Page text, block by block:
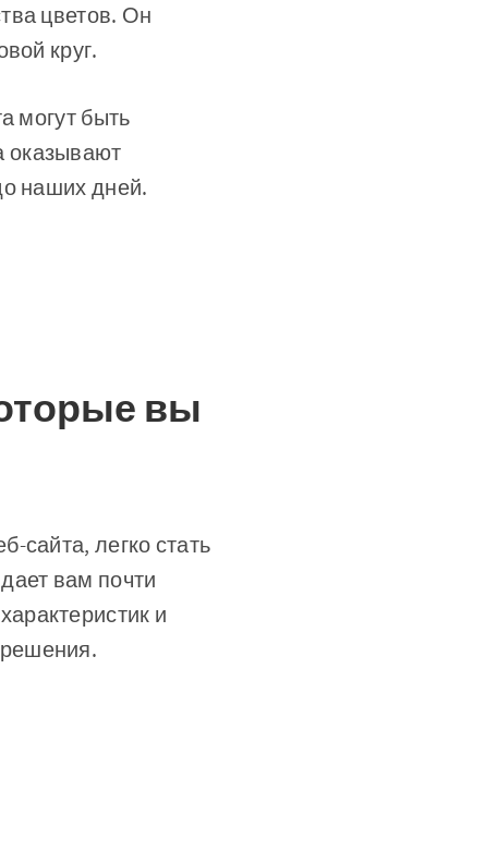
цветов. Он
круг.
могут быть
оказывают
наших дней.
вы
сайта, легко стать
вам почти
и